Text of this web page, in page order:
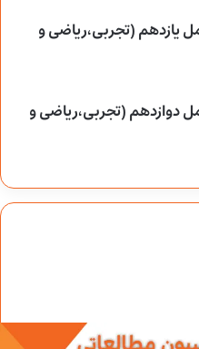
یازدهم (تجربی،ریاضی و
دوازدهم (تجربی،ریاضی و